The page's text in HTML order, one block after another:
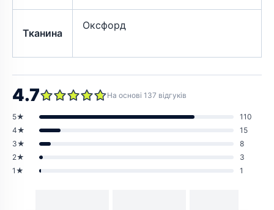
Тканина
Оксфорд
4.7 На основі 137 відгуків
5★
110
4★
15
3★
8
2★
3
1★
1